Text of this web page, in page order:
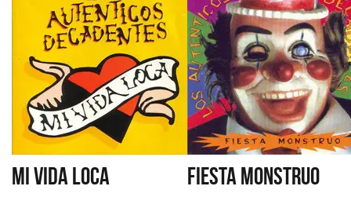
MI VIDA LOCA FIESTA MONSTRUO